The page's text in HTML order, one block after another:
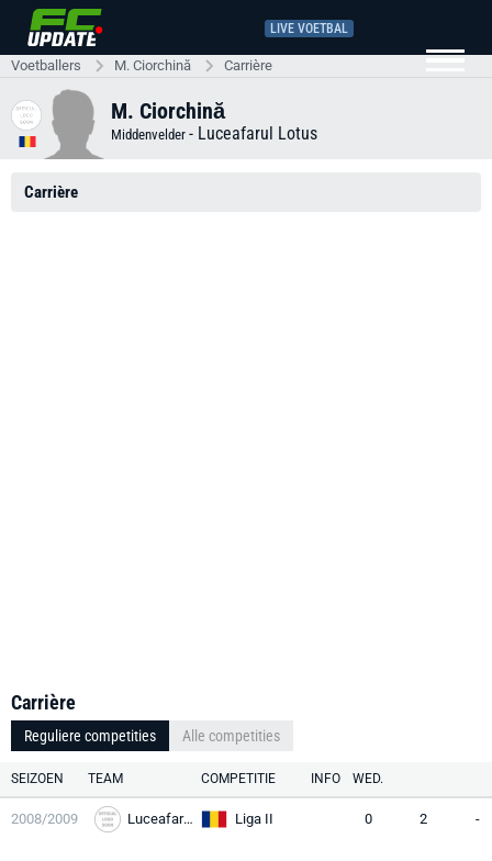
LIVE VOETBAL
Voetballers M. Ciorchină Carrière
M. Ciorchină
Middenvelder - Luceafarul Lotus
Carrière
Carrière
Reguliere competities Alle competities
SEIZOEN TEAM COMPETITIE INFO WED.
2008/2009 Luceafarul Lotus Liga II 0 2 -